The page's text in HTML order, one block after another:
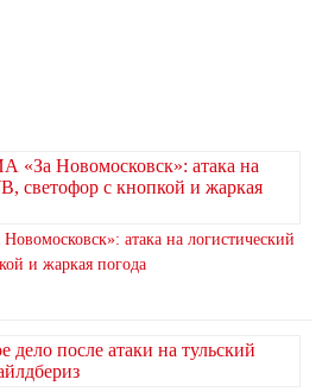
атака на логистический
и жаркая погода